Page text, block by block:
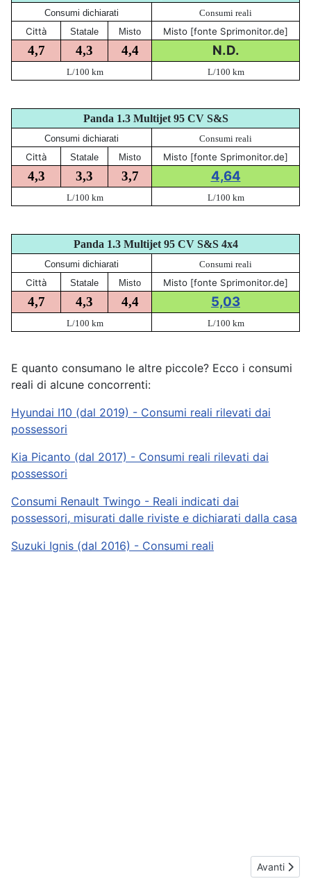
Consumi dichiarati
Consumi reali
Città Statale Misto Misto [fonte Sprimonitor.de]
4,7 4,3 4,4 N.D.
L/100 km L/100 km
Panda 1.3 Multijet 95 CV S&S
Consumi dichiarati Consumi reali
Città Statale Misto Misto [fonte Sprimonitor.de]
4,3 3,3 3,7 4,64
L/100 km L/100 km
Panda 1.3 Multijet 95 CV S&S 4x4
Consumi dichiarati Consumi reali
Città Statale Misto Misto [fonte Sprimonitor.de]
4,7 4,3 4,4 5,03
L/100 km L/100 km
E quanto consumano le altre piccole? Ecco i consumi
reali di alcune concorrenti:
Hyundai I10 (dal 2019) - Consumi reali rilevati dai
possessori
Kia Picanto (dal 2017) - Consumi reali rilevati dai
possessori
Consumi Renault Twingo - Reali indicati dai
possessori, misurati dalle riviste e dichiarati dalla casa
Suzuki Ignis (dal 2016) - Consumi reali
Articolo
Avanti